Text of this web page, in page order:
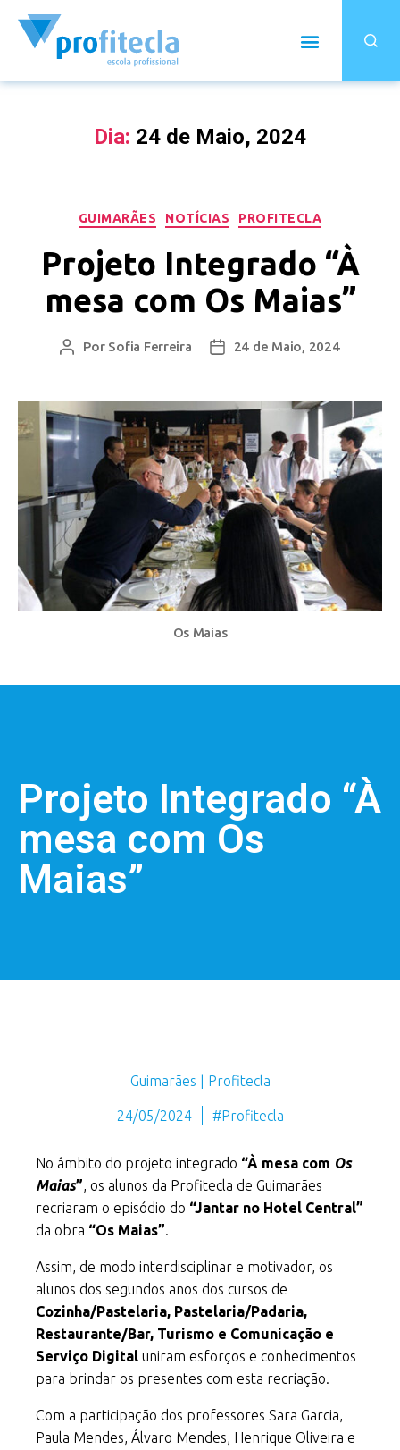
Dia: 24 de Maio, 2024
GUIMARÃES NOTÍCIAS PROFITECLA
Projeto Integrado “À
mesa com Os Maias”
Por Sofia Ferreira 24 de Maio, 2024
Os Maias
Projeto Integrado “À
mesa com Os
Maias”
Guimarães | Profitecla
24/05/2024 #Profitecla
No âmbito do projeto integrado “À mesa com Os
Maias” , os alunos da Profitecla de Guimarães
recriaram o episódio do “Jantar no Hotel Central”
da obra “Os Maias”
Assim, de modo interdisciplinar e motivador, os
alunos dos segundos anos dos cursos de
Cozinha/Pastelaria, Pastelaria/Padaria,
Restaurante/Bar, Turismo e Comunicação e
Serviço Digital uniram esforços e conhecimentos
para brindar os presentes com esta recriação.
Com a participação dos professores Sara Garcia,
Paula Mendes, Álvaro Mendes, Henrique Oliveira e